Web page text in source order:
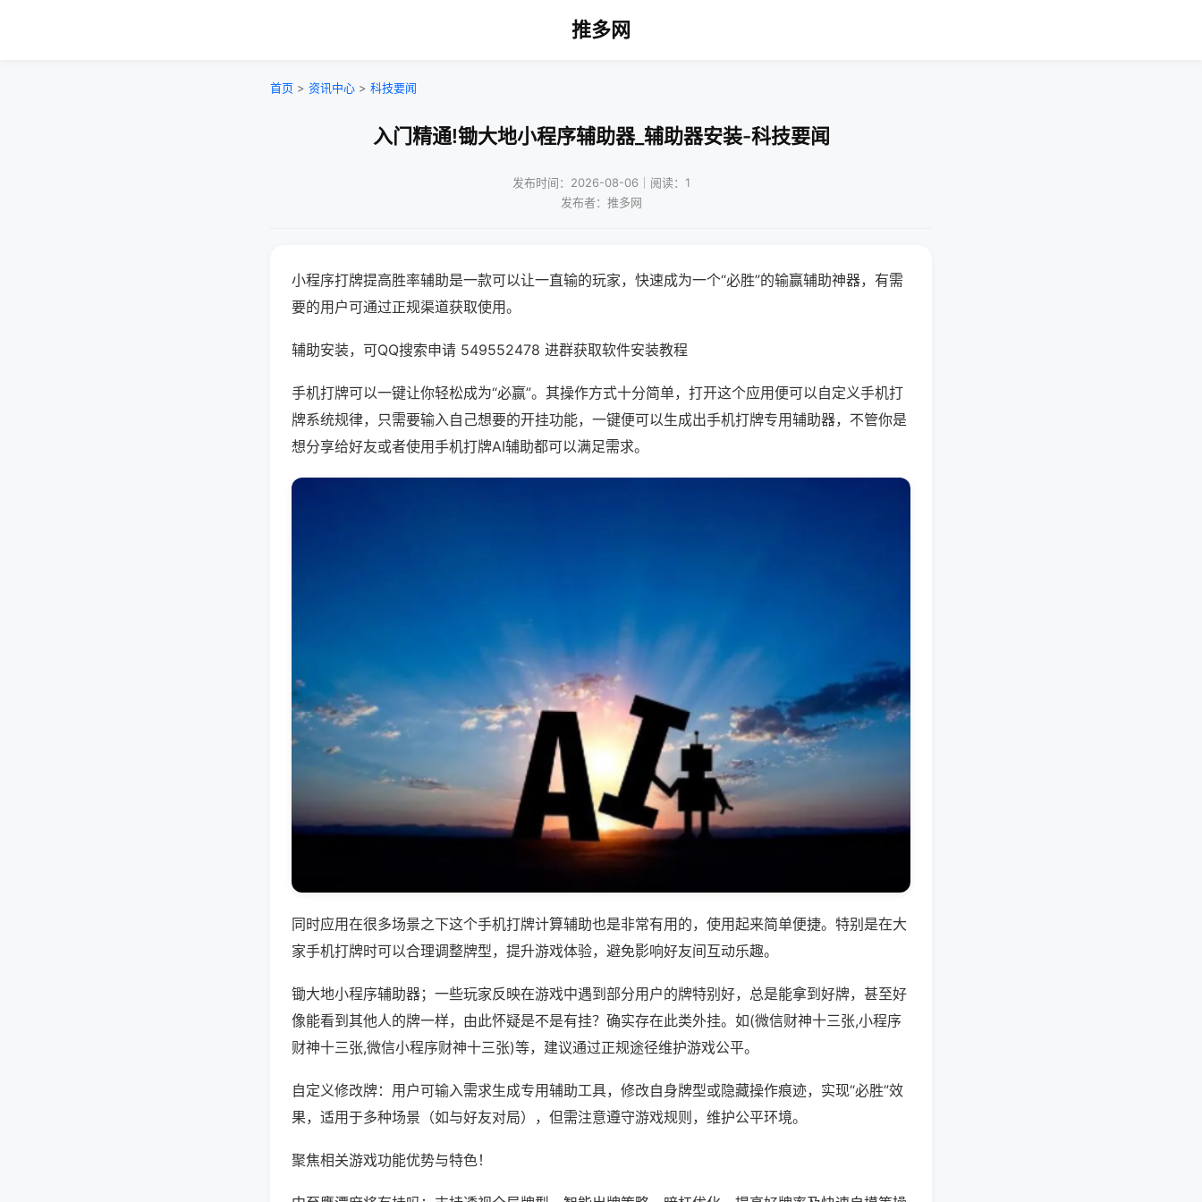
推多网
首页 > 资讯中心 > 科技要闻
入门精通!锄大地小程序辅助器_辅助器安装-科技要闻
发布时间：2026-08-06｜阅读：1
发布者：推多网
小程序打牌提高胜率辅助是一款可以让一直输的玩家，快速成为一个“必胜”的输赢辅助神器，有需
要的用户可通过正规渠道获取使用。
辅助安装，可QQ搜索申请 549552478 进群获取软件安装教程
手机打牌可以一键让你轻松成为“必赢”。其操作方式十分简单，打开这个应用便可以自定义手机打
牌系统规律，只需要输入自己想要的开挂功能，一键便可以生成出手机打牌专用辅助器，不管你是
想分享给好友或者使用手机打牌AI辅助都可以满足需求。
同时应用在很多场景之下这个手机打牌计算辅助也是非常有用的，使用起来简单便捷。特别是在大
家手机打牌时可以合理调整牌型，提升游戏体验，避免影响好友间互动乐趣。
锄大地小程序辅助器；一些玩家反映在游戏中遇到部分用户的牌特别好，总是能拿到好牌，甚至好
像能看到其他人的牌一样，由此怀疑是不是有挂？确实存在此类外挂。如(微信财神十三张,小程序
财神十三张,微信小程序财神十三张)等，建议通过正规途径维护游戏公平。
自定义修改牌：用户可输入需求生成专用辅助工具，修改自身牌型或隐藏操作痕迹，实现“必胜”效
果，适用于多种场景（如与好友对局），但需注意遵守游戏规则，维护公平环境。
聚焦相关游戏功能优势与特色！